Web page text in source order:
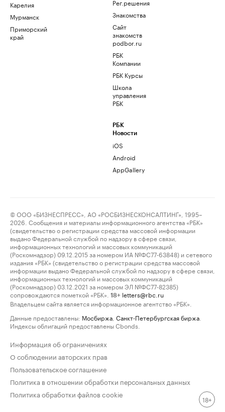
Карелия
Мурманск
Приморский
край
Рег.решения
Знакомства
Сайт
знакомств
podbor.ru
РБК
Компании
РБК Курсы
Школа
управления
РБК
РБК
Новости
iOS
Android
AppGallery
© ООО «БИЗНЕСПРЕСС», АО «РОСБИЗНЕСКОНСАЛТИНГ», 1995–
2026. Сообщения и материалы информационного агентства «РБК»
(свидетельство о регистрации средства массовой информации
выдано Федеральной службой по надзору в сфере связи,
информационных технологий и массовых коммуникаций
(Роскомнадзор) 09.12.2015 за номером ИА №ФС77-63848) и сетевого
издания «РБК» (свидетельство о регистрации средства массовой
информации выдано Федеральной службой по надзору в сфере связи,
информационных технологий и массовых коммуникаций
(Роскомнадзор) 03.12.2021 за номером ЭЛ №ФС77-82385)
сопровождаются пометкой «РБК».
18+ letters@rbc.ru
Владельцем сайта является информационное агентство «РБК».
Данные предоставлены: Мосбиржа Санкт-Петербургская биржа
Индексы облигаций предоставлены Cbonds.
Информация об ограничениях
О соблюдении авторских прав
Пользовательское соглашение
Политика в отношении обработки персональных данных
Политика обработки файлов cookie
18+